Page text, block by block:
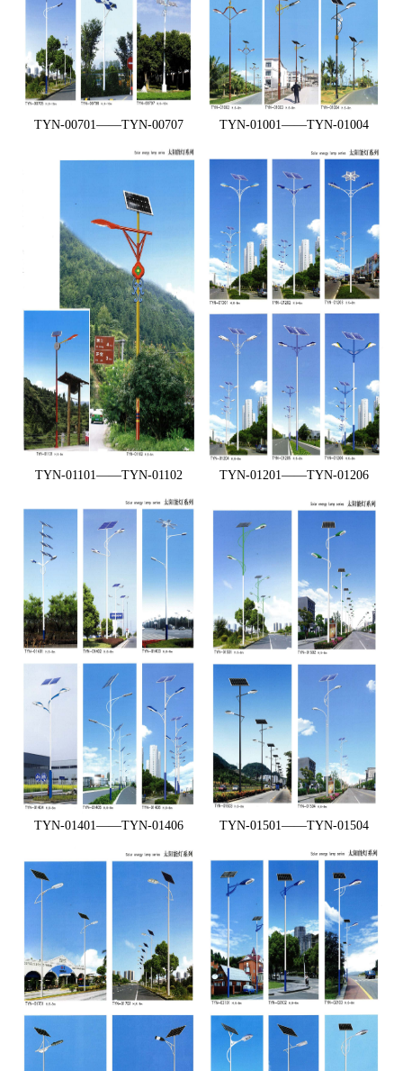
TYN-00701——TYN-00707 TYN-01001——TYN-01004
TYN-01101——TYN-01102 TYN-01201——TYN-01206
TYN-01401——TYN-01406 TYN-01501——TYN-01504